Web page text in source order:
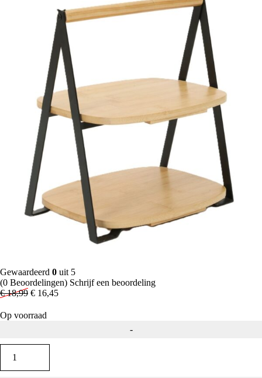
Gewaardeerd 0 uit 5
(0 Beoordelingen) Schrijf een beoordeling
€18,99 € 16,45
Op voorraad